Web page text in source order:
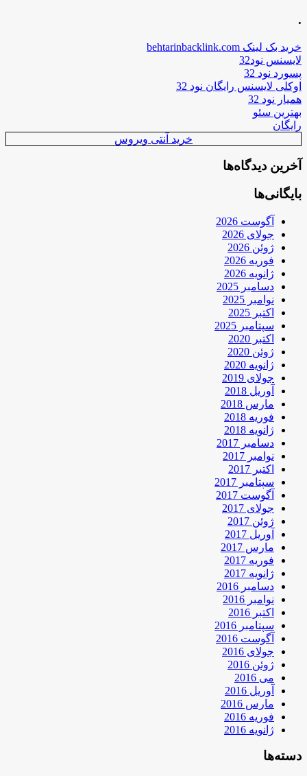
.
خرید بک لینک behtarinbacklink.com
لایسنس نود32
پسورد نود 32
اوکلی لایسنس رایگان نود 32
همیار نود 32
بهترین سئو
رایگان
خرید آنتی ویروس
آخرین دیدگاه‌ها
بایگانی‌ها
آگوست 2026
جولای 2026
ژوئن 2026
فوریه 2026
ژانویه 2026
دسامبر 2025
نوامبر 2025
اکتبر 2025
سپتامبر 2025
اکتبر 2020
ژوئن 2020
ژانویه 2020
جولای 2019
آوریل 2018
مارس 2018
فوریه 2018
ژانویه 2018
دسامبر 2017
نوامبر 2017
اکتبر 2017
سپتامبر 2017
آگوست 2017
جولای 2017
ژوئن 2017
آوریل 2017
مارس 2017
فوریه 2017
ژانویه 2017
دسامبر 2016
نوامبر 2016
اکتبر 2016
سپتامبر 2016
آگوست 2016
جولای 2016
ژوئن 2016
می 2016
آوریل 2016
مارس 2016
فوریه 2016
ژانویه 2016
دسته‌ها